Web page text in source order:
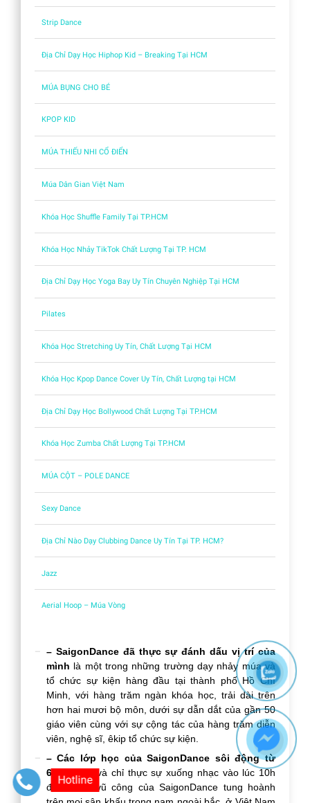
Strip Dance
Địa Chỉ Dạy Học Hiphop Kid – Breaking Tại HCM
MÚA BỤNG CHO BÉ
KPOP KID
MÚA THIẾU NHI CỔ ĐIỂN
Múa Dân Gian Việt Nam
Khóa Học Shuffle Family Tại TP.HCM
Khóa Học Nhảy TikTok Chất Lượng Tại TP. HCM
Địa Chỉ Dạy Học Yoga Bay Uy Tín Chuyên Nghiệp Tại HCM
Pilates
Khóa Học Stretching Uy Tín, Chất Lượng Tại HCM
Khóa Học Kpop Dance Cover Uy Tín, Chất Lượng tại HCM
Địa Chỉ Dạy Học Bollywood Chất Lượng Tại TP.HCM
Khóa Học Zumba Chất Lượng Tại TP.HCM
MÚA CỘT – POLE DANCE
Sexy Dance
Địa Chỉ Nào Dạy Clubbing Dance Uy Tín Tại TP. HCM?
Jazz
Aerial Hoop – Múa Vòng
– SaigonDance đã thực sự đánh dấu vị trí của
mình là một trong những trường dạy nhảy múa và
tổ chức sự kiện hàng đầu tại thành phố Hồ Chí
Minh, với hàng trăm ngàn khóa học, trải dài trên
hơn hai mươi bộ môn, dưới sự dẫn dắt của gần 50
giáo viên cùng với sự cộng tác của hàng trăm diễn
viên, nghệ sĩ, êkip tổ chức sự kiện.
– Các lớp học của SaigonDance sôi động từ
6.30 sáng
và chỉ thực sự xuống nhạc vào lúc 10h
đêm. Các vũ công của SaigonDance tung hoành
Hotline